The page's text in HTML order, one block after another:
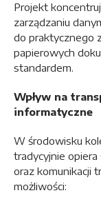
Projekt
zarządzaniu
do praktycznego
papierowych
standardem.
Wpływ na
informatyczne
W środowisku
tradycyjnie
oraz komunikacji
możliwości: